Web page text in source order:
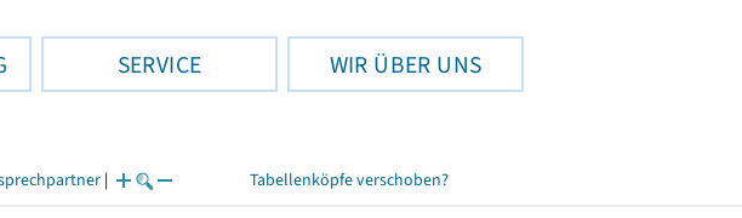
SERVICE WIR ÜBER UNS
| Tabellenköpfe verschoben?